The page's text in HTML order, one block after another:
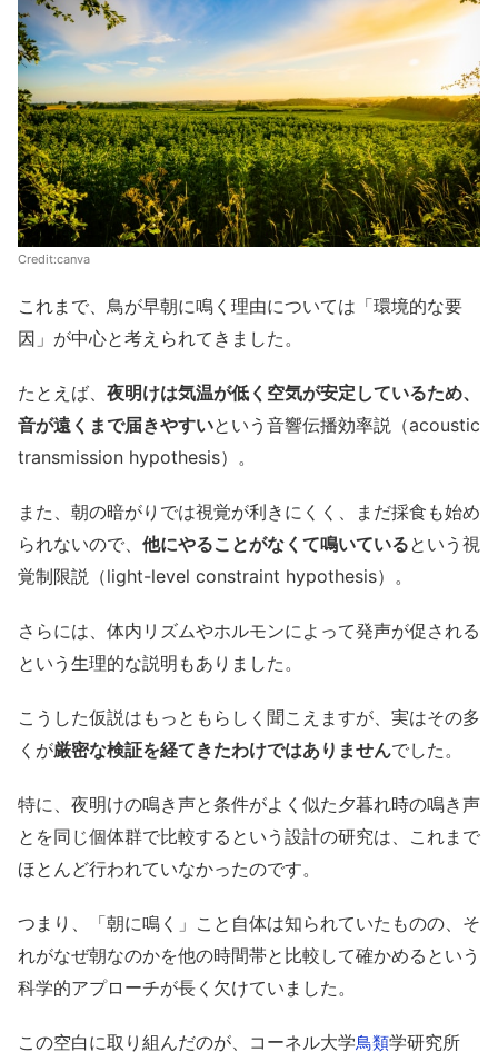
Credit:canva
これまで、鳥が早朝に鳴く理由については「環境的な要
因」が中心と考えられてきました。
たとえば、 夜明けは気温が低く空気が安定しているため、
音が遠くまで届きやすいという音響伝播効率説（acoustic
transmission hypothesis）。
また、朝の暗がりでは視覚が利きにくく、まだ採食も始め
られないので、 他にやることがなくて鳴いているという視
覚制限説（light-level constraint hypothesis）。
さらには、体内リズムやホルモンによって発声が促される
という生理的な説明もありました。
こうした仮説はもっともらしく聞こえますが、実はその多
くが厳密な検証を経てきたわけではありませんでした。
特に、夜明けの鳴き声と条件がよく似た夕暮れ時の鳴き声
とを同じ個体群で比較するという設計の研究は、これまで
ほとんど行われていなかったのです。
つまり、「朝に鳴く」こと自体は知られていたものの、そ
れがなぜ朝なのかを他の時間帯と比較して確かめるという
科学的アプローチが長く欠けていました。
この空白に取り組んだのが、コーネル大学鳥類学研究所